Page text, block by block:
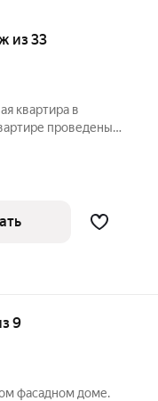
из 33
квартира в
проведены
В ближайшее
9
фасадном доме.